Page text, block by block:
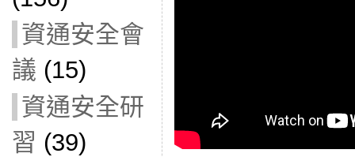
資通安全會
議 (15)
資通安全研
習 (39)